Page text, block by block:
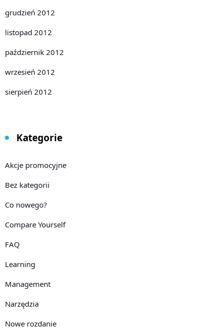
grudzień 2012
listopad 2012
październik 2012
wrzesień 2012
sierpień 2012
Kategorie
Akcje promocyjne
Bez kategorii
Co nowego?
Compare Yourself
FAQ
Learning
Management
Narzędzia
Nowe rozdanie